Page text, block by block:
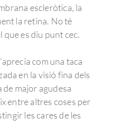
escleròtica, la
la retina. No té
es diu punt cec.
com una taca
en la visió fina dels
de major agudesa
entre altres coses per
les cares de les